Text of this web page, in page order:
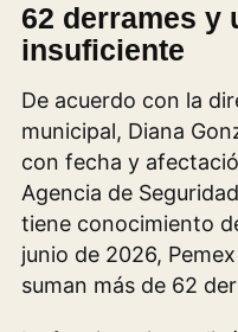
62 derrames y
insuficiente
De acuerdo con la
municipal, Diana
con fecha y
Agencia de
tiene conocimiento
junio de 2026,
suman más de 62